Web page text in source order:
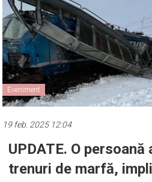
19 feb. 2025 12:04
UPDATE. O persoană